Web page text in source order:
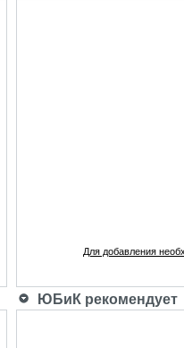
Для добавления
ЮБиК рекомендует